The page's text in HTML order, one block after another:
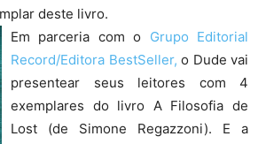
deste livro.
Em parceria com o Grupo Editorial
Record/Editora BestSeller, o Dude vai
presentear seus leitores com 4
exemplares do livro A Filosofia de
Lost (de Simone Regazzoni). E a